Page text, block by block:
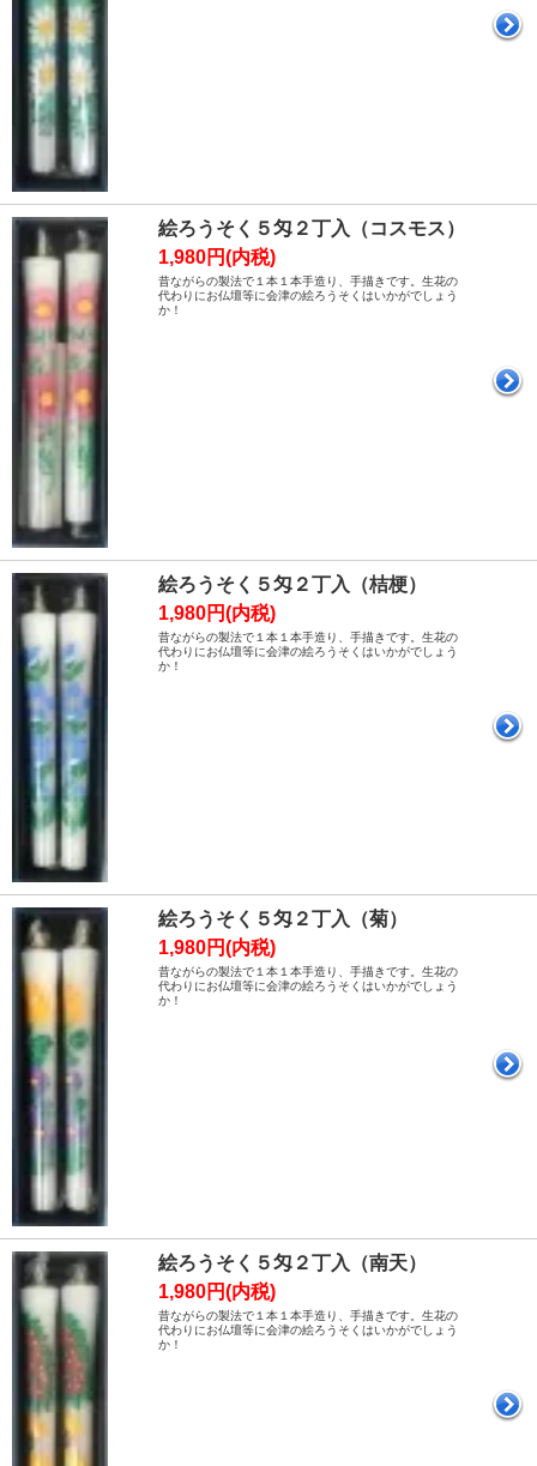
絵ろうそく５匁２丁入（コスモス）
1,980円(内税)
昔ながらの製法で１本１本手造り、手描きです。生花の
代わりにお仏壇等に会津の絵ろうそくはいかがでしょう
か！
絵ろうそく５匁２丁入（桔梗）
1,980円(内税)
昔ながらの製法で１本１本手造り、手描きです。生花の
代わりにお仏壇等に会津の絵ろうそくはいかがでしょう
か！
絵ろうそく５匁２丁入（菊）
1,980円(内税)
昔ながらの製法で１本１本手造り、手描きです。生花の
代わりにお仏壇等に会津の絵ろうそくはいかがでしょう
か！
絵ろうそく５匁２丁入（南天）
1,980円(内税)
昔ながらの製法で１本１本手造り、手描きです。生花の
代わりにお仏壇等に会津の絵ろうそくはいかがでしょう
か！